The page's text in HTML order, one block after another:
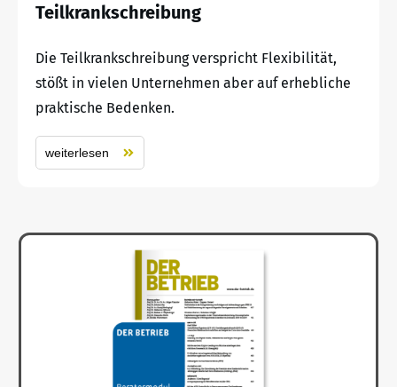
Teilkrankschreibung
Die Teilkrankschreibung verspricht Flexibilität,
stößt in vielen Unternehmen aber auf erhebliche
praktische Bedenken.
weiterlesen